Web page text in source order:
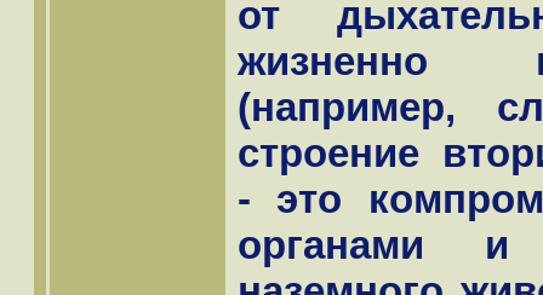
от
жизненно
(например,
строение
- это
органами и